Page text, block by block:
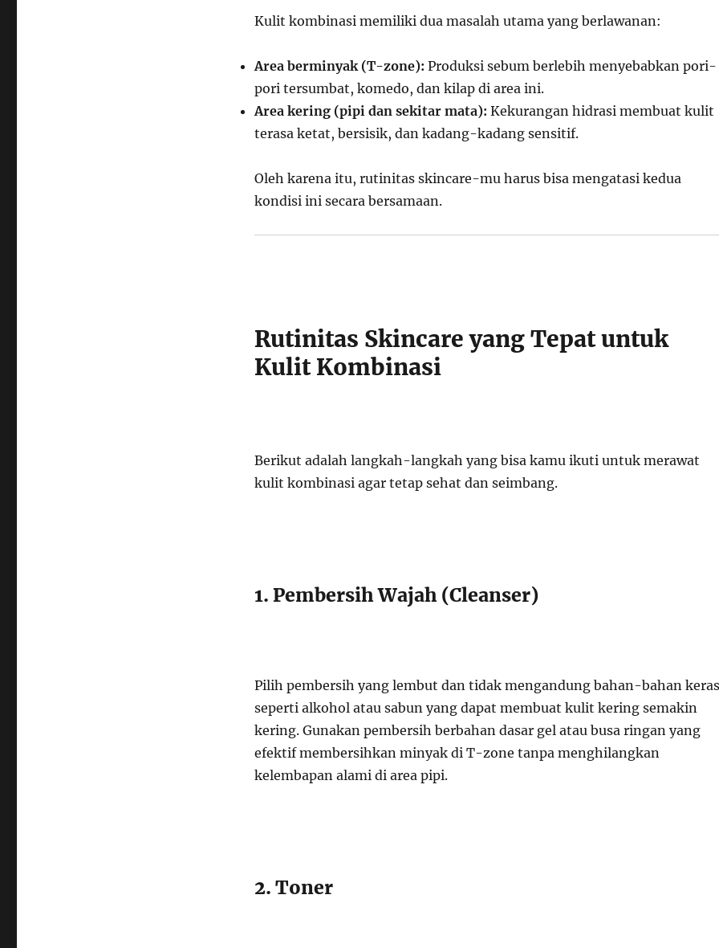
Kulit kombinasi memiliki dua masalah utama yang berlawanan:
Area berminyak (T-zone): Produksi sebum berlebih menyebabkan pori-
pori tersumbat, komedo, dan kilap di area ini.
Area kering (pipi dan sekitar mata): Kekurangan hidrasi membuat kulit
terasa ketat, bersisik, dan kadang-kadang sensitif.
Oleh karena itu, rutinitas skincare-mu harus bisa mengatasi kedua
kondisi ini secara bersamaan.
Rutinitas Skincare yang Tepat untuk
Kulit Kombinasi
Berikut adalah langkah-langkah yang bisa kamu ikuti untuk merawat
kulit kombinasi agar tetap sehat dan seimbang.
1. Pembersih Wajah (Cleanser)
Pilih pembersih yang lembut dan tidak mengandung bahan-bahan keras
seperti alkohol atau sabun yang dapat membuat kulit kering semakin
kering. Gunakan pembersih berbahan dasar gel atau busa ringan yang
efektif membersihkan minyak di T-zone tanpa menghilangkan
kelembapan alami di area pipi.
2. Toner